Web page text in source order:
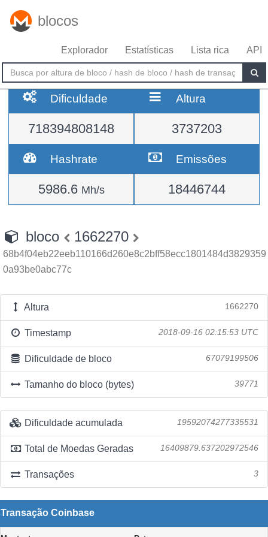
blocos
Explorador Estatísticas Lista rica API
Dificuldade
718394808148
Altura
3737203
Hashrate
5986.6 Mh/s
Emissões
18446744
bloco 1662270
68b4f04eb22eeb110166d260e8c2bff58ecc1801484d3829359
0a93be0abc77c
Altura 1662270
Timestamp 2018-09-16 02:15:53 UTC
Dificuldade de bloco 67079199506
Tamanho do bloco (bytes) 39771
Dificuldade acumulada 19592074277335531
Total de Moedas Geradas 16409879.637202972546
Transações 3
Transação Coinbase